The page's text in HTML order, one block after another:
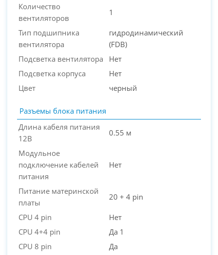
Количество
вентиляторов
1
Тип подшипника
вентилятора
гидродинамический
(FDB)
Подсветка вентилятора
Нет
Подсветка корпуса
Нет
Цвет
черный
Разъемы блока питания
Длина кабеля питания
12В
0.55 м
Модульное
подключение кабелей
питания
Нет
Питание материнской
платы
20 + 4 pin
CPU 4 pin
Нет
CPU 4+4 pin
Да 1
CPU 8 pin
Да